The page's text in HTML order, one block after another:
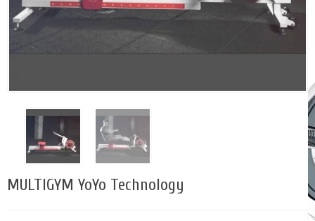
MULTIGYM YoYo Technology